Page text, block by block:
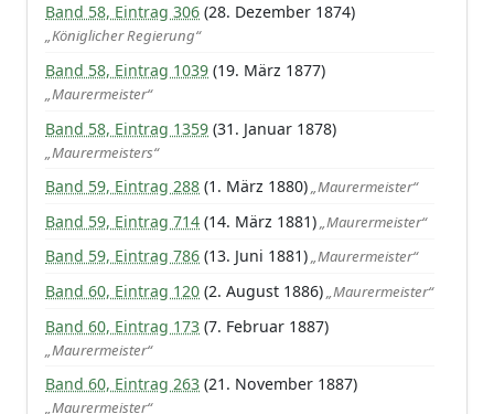
Band 58, Eintrag 306 (28. Dezember 1874)
„Königlicher Regierung“
Band 58, Eintrag 1039 (19. März 1877)
„Maurermeister“
Band 58, Eintrag 1359 (31. Januar 1878)
„Maurermeisters“
Band 59, Eintrag 288 (1. März 1880)„Maurermeister“
Band 59, Eintrag 714 (14. März 1881)„Maurermeister“
Band 59, Eintrag 786 (13. Juni 1881)„Maurermeister“
Band 60, Eintrag 120 (2. August 1886)„Maurermeister“
Band 60, Eintrag 173 (7. Februar 1887)
„Maurermeister“
Band 60, Eintrag 263 (21. November 1887)
„Maurermeister“